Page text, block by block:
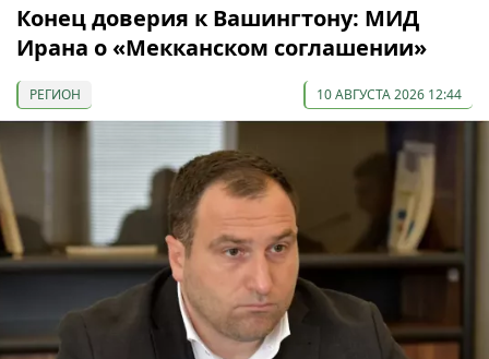
Конец доверия к Вашингтону: МИД
Ирана о «Мекканском соглашении»
РЕГИОН 10 АВГУСТА 2026 12:44